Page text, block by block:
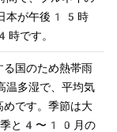
本が午後15時
です。
る国のため熱帯雨
多湿で、平均気
す。季節は大
季と4〜10月の